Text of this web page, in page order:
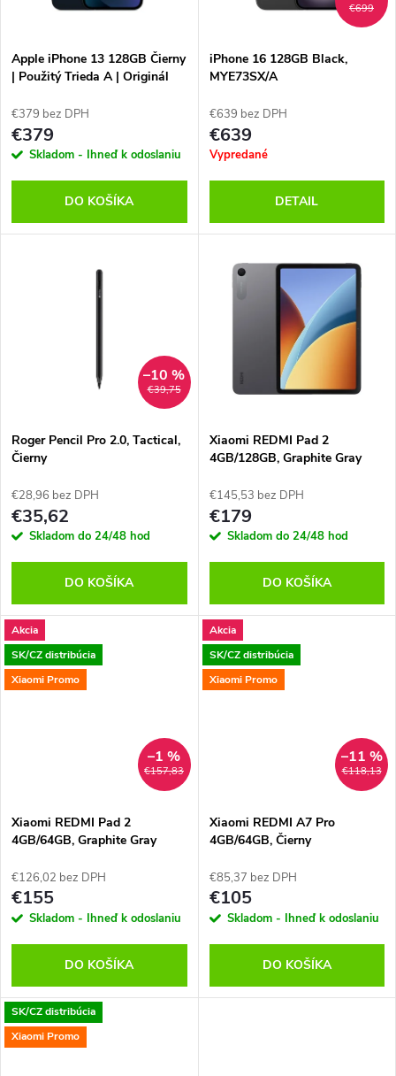
e
p
r
d
o
v
s
p
r
o
d
v
Apple iPhone 13 128GB Čierny
| Použitý Trieda A | Originál
€379 bez DPH
€379
Skladom - Ihneď k odoslaniu
DO KOŠÍKA
€699
iPhone 16 128GB Black,
MYE73SX/A
€639 bez DPH
€639
Vypredané
DETAIL
€39,75
–10 %
Roger Pencil Pro 2.0, Tactical,
Čierny
€28,96 bez DPH
€35,62
Skladom do 24/48 hod
DO KOŠÍKA
Xiaomi REDMI Pad 2
4GB/128GB, Graphite Gray
€145,53 bez DPH
€179
Skladom do 24/48 hod
DO KOŠÍKA
Akcia
SK/CZ distribúcia
Xiaomi Promo
€157,83
–1 %
Xiaomi REDMI Pad 2
4GB/64GB, Graphite Gray
€126,02 bez DPH
€155
Skladom - Ihneď k odoslaniu
DO KOŠÍKA
Akcia
SK/CZ distribúcia
Xiaomi Promo
€118,13
–11 %
Xiaomi REDMI A7 Pro
4GB/64GB, Čierny
€85,37 bez DPH
€105
Skladom - Ihneď k odoslaniu
DO KOŠÍKA
SK/CZ distribúcia
Xiaomi Promo